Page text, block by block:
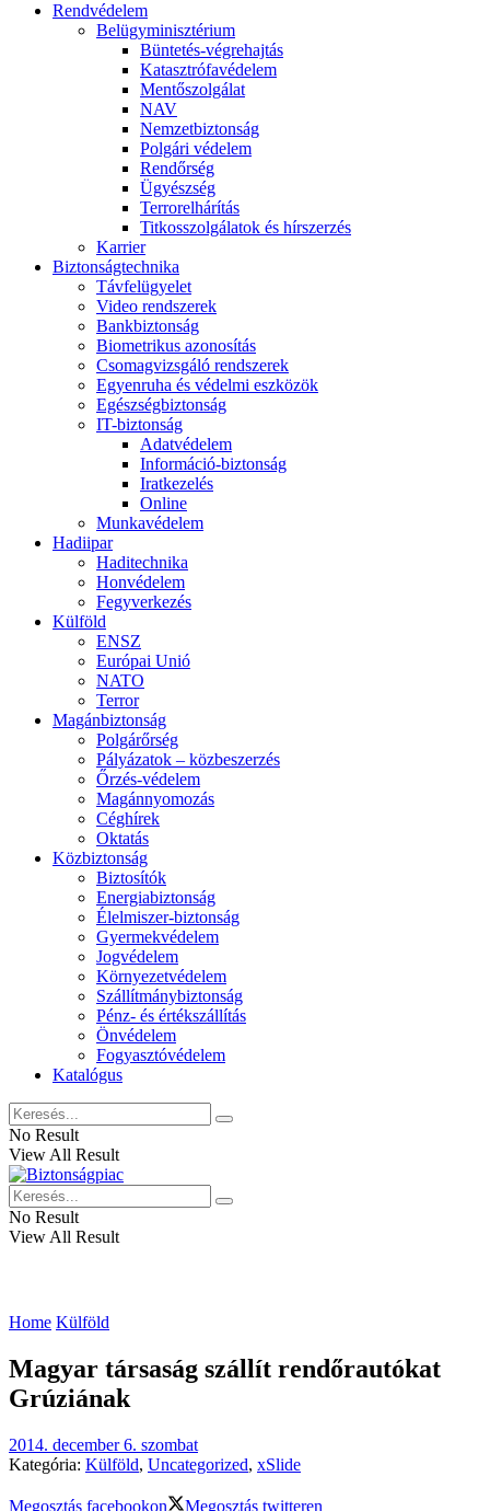
Rendvédelem
Belügyminisztérium
Büntetés-végrehajtás
Katasztrófavédelem
Mentőszolgálat
NAV
Nemzetbiztonság
Polgári védelem
Rendőrség
Ügyészség
Terrorelhárítás
Titkosszolgálatok és hírszerzés
Karrier
Biztonságtechnika
Távfelügyelet
Video rendszerek
Bankbiztonság
Biometrikus azonosítás
Csomagvizsgáló rendszerek
Egyenruha és védelmi eszközök
Egészségbiztonság
IT-biztonság
Adatvédelem
Információ-biztonság
Iratkezelés
Online
Munkavédelem
Hadiipar
Haditechnika
Honvédelem
Fegyverkezés
Külföld
ENSZ
Európai Unió
NATO
Terror
Magánbiztonság
Polgárőrség
Pályázatok – közbeszerzés
Őrzés-védelem
Magánnyomozás
Céghírek
Oktatás
Közbiztonság
Biztosítók
Energiabiztonság
Élelmiszer-biztonság
Gyermekvédelem
Jogvédelem
Környezetvédelem
Szállítmánybiztonság
Pénz- és értékszállítás
Önvédelem
Fogyasztóvédelem
Katalógus
No Result
View All Result
No Result
View All Result
Home Külföld
Magyar társaság szállít rendőrautókat
Grúziának
2014. december 6. szombat
Kategória: Külföld, Uncategorized, xSlide
Megosztás facebookon Megosztás twitteren